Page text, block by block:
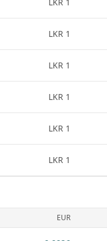
1 LKR
1 LKR
1 LKR
1 LKR
1 LKR
EUR